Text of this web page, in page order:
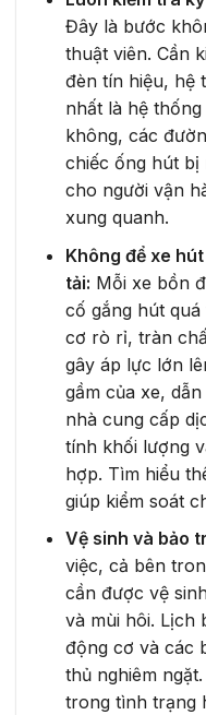
Đây là bước
thuật viên. Cần
đèn tín hiệu, hệ
nhất là hệ
không, các
chiếc ống hút bị
cho người vận
xung quanh.
Không để xe
tải: Mỗi xe bồn
cố gắng hút
cơ rò rỉ, tràn
gây áp lực lớn
gầm của xe,
nhà cung cấp
tính khối lượng
hợp. Tìm hiểu
giúp kiểm soát
Vệ sinh và bảo
việc, cả bên
cần được vệ
và mùi hôi. Lịch
động cơ và các
thủ nghiêm
trong tình trạng